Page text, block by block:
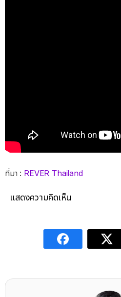
ที่มา : REVER Thailand
แสดงความคิดเห็น